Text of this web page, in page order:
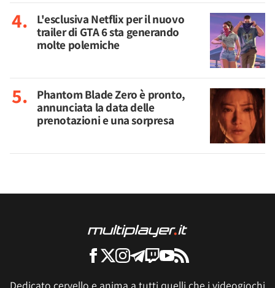
L'esclusiva Netflix per il nuovo
trailer di GTA 6 sta generando
molte polemiche
Phantom Blade Zero è pronto,
annunciata la data delle
prenotazioni e una sorpresa